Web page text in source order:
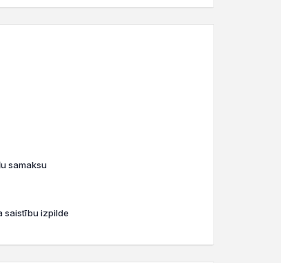
samaksu
saistību izpilde